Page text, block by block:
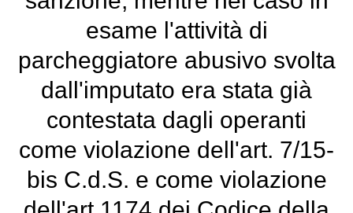
esame l'attività di
parcheggiatore abusivo svolta
dall'imputato era stata già
contestata dagli operanti
come violazione dell'art. 7/15-
bis C.d.S. e come violazione